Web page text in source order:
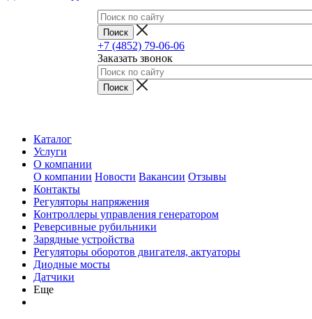
+7 (4852) 79-06-06
Заказать звонок
Каталог
Услуги
О компании
О компании Новости Вакансии Отзывы
Контакты
Регуляторы напряжения
Контроллеры управления генератором
Реверсивные рубильники
Зарядные устройства
Регуляторы оборотов двигателя, актуаторы
Диодные мосты
Датчики
Еще